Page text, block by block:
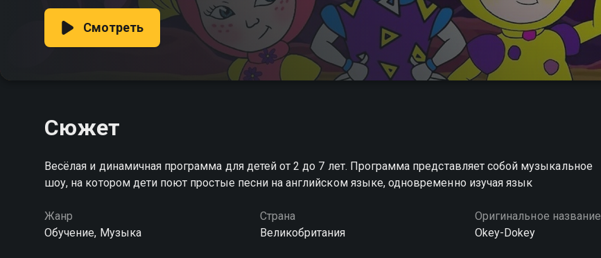
Смотреть
Сюжет
Весёлая и динамичная программа для детей от 2 до 7 лет. Программа представляет собой музыкальное
шоу, на котором дети поют простые песни на английском языке, одновременно изучая язык
Жанр
Обучение, Музыка
Страна
Великобритания
Оригинальное название
Okey-Dokey